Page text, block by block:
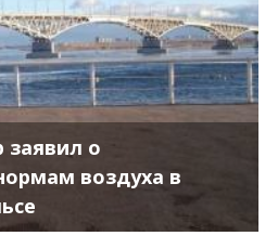
заявил о
воздуха в